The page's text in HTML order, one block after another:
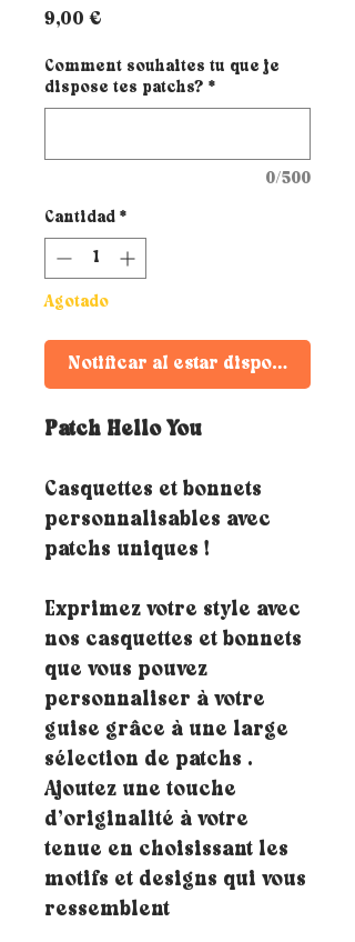
9,00 €
Comment souhaites tu que je
dispose tes patchs? *
0/500
Cantidad *
Agotado
Notificar al estar disponible
Patch Hello You
Casquettes et bonnets
personnalisables avec
patchs uniques !
Exprimez votre style avec
nos casquettes et bonnets
que vous pouvez
personnaliser à votre
guise grâce à une large
sélection de patchs .
Ajoutez une touche
d’originalité à votre
tenue en choisissant les
motifs et designs qui vous
ressemblent